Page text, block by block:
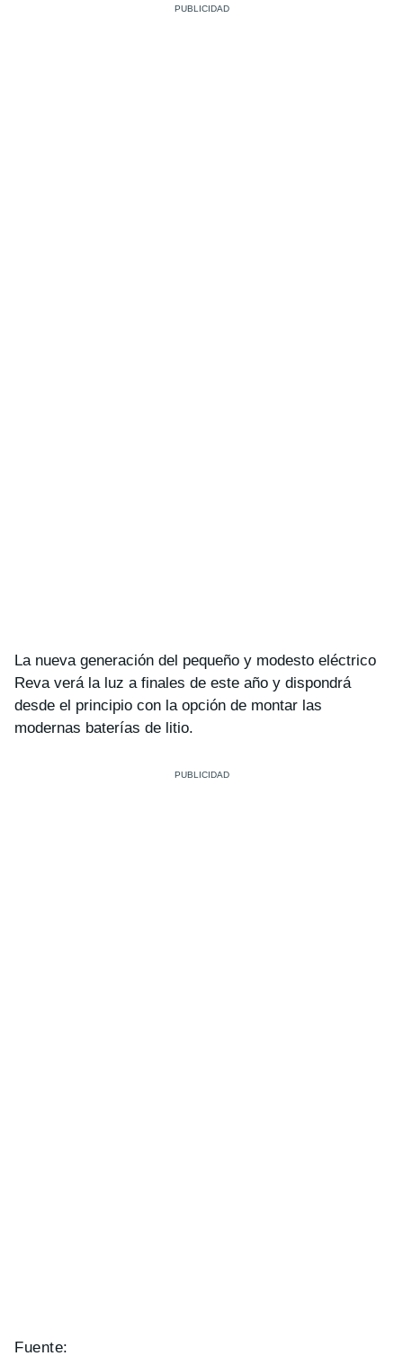
La nueva generación del pequeño y modesto eléctrico
Reva verá la luz a finales de este año y dispondrá
desde el principio con la opción de montar las
modernas baterías de litio.
Fuente: